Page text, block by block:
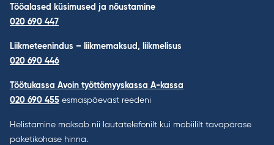
Tööalased küsimused ja nõustamine
020 690 447
Liikmeteenindus – liikmemaksud, liikmelisus
020 690 446
Töötukassa Avoin työttömyyskassa A-kassa
020 690 455 esmaspäevast reedeni
Helistamine maksab nii lautatelefonilt kui mobiililt tavapärase
paketikohase hinna.